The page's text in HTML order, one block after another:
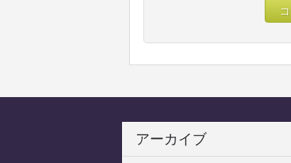
アーカイブ